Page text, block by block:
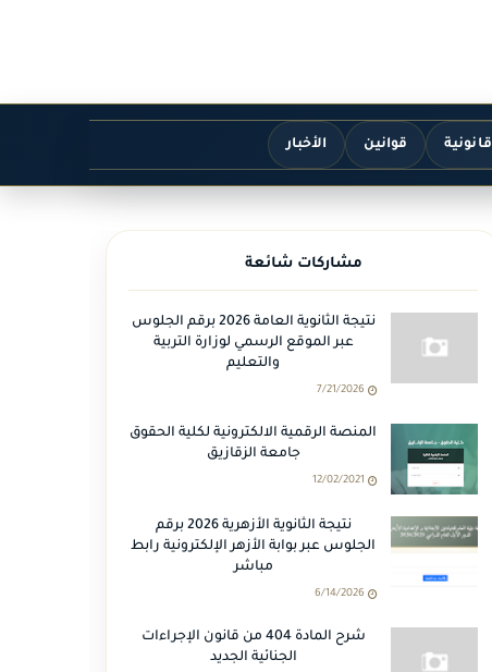
قوانين الأخبار
مشاركات شائعة
نتيجة الثانوية العامة 2026 برقم الجلوس
عبر الموقع الرسمي لوزارة التربية
والتعليم
7/21/2026
المنصة الرقمية الالكترونية لكلية الحقوق
جامعة الزقازيق
12/02/2021
نتيجة الثانوية الأزهرية 2026 برقم
الجلوس عبر بوابة الأزهر الإلكترونية رابط
مباشر
6/14/2026
شرح المادة 404 من قانون الإجراءات
الجنائية الجديد